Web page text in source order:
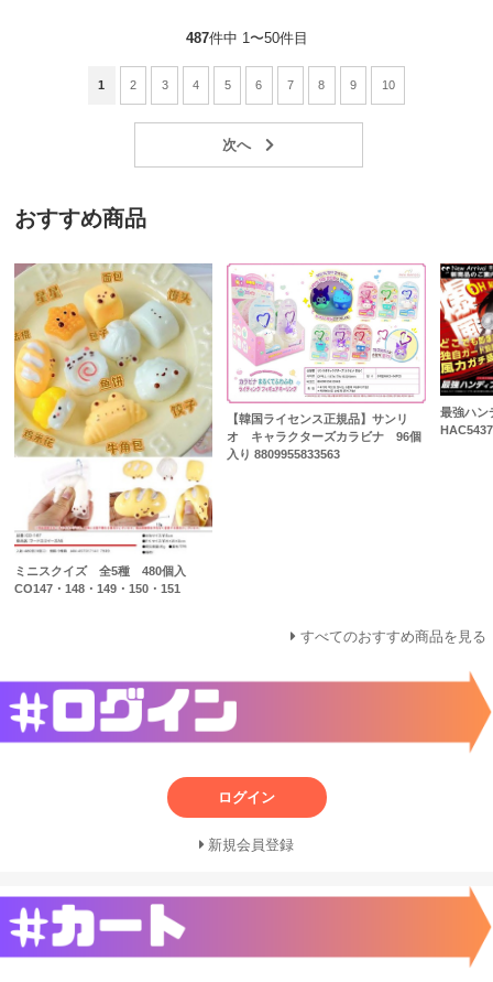
487件中 1〜50件目
1 2 3 4 5 6 7 8 9 10
おすすめ商品
ミニスクイズ 全5種 480個入
CO147・148・149・150・151
【韓国ライセンス正規品】サンリ
オ キャラクターズカラビナ 96個
入り 8809955833563
最強ハ
すべてのおすすめ商品を見る
ログイン
新規会員登録